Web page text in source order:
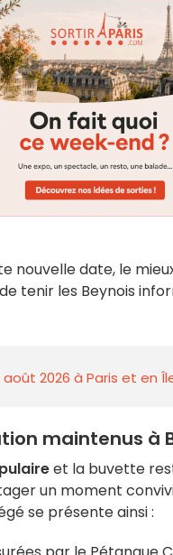
nouvelle date, le
tenir les Beynois
2026 à Paris et en
maintenus à
et la buvette
un moment
se présente ainsi :